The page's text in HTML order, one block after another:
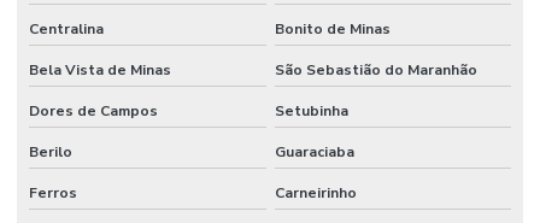
Centralina Bonito de Minas
Bela Vista de Minas São Sebastião do Maranhão
Dores de Campos Setubinha
Berilo Guaraciaba
Ferros Carneirinho